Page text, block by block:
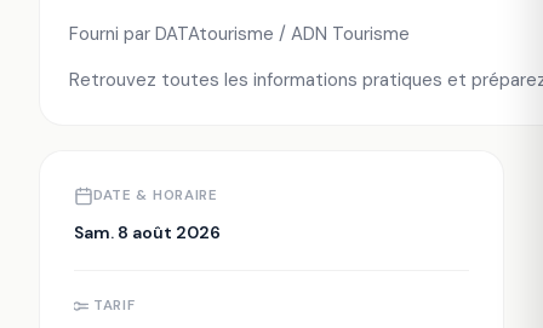
Fourni par DATAtourisme / ADN Tourisme
Retrouvez toutes les informations pratiques et
DATE & HORAIRE
Sam. 8 août 2026
TARIF